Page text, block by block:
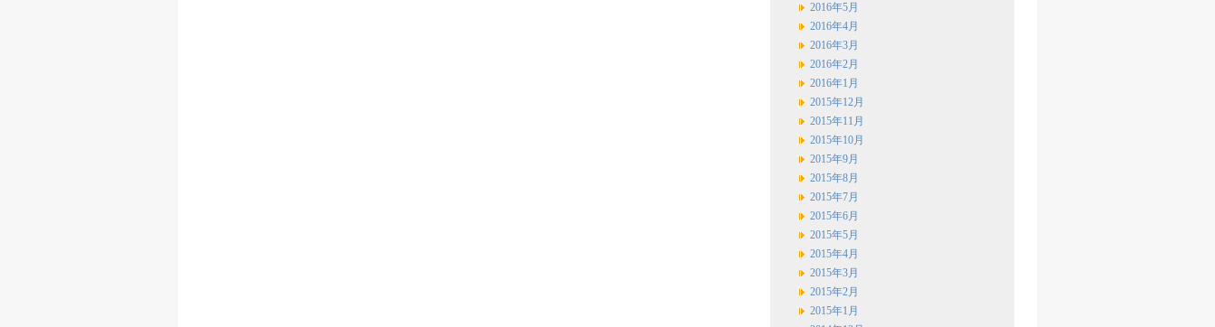
2016年5月
2016年4月
2016年3月
2016年2月
2016年1月
2015年12月
2015年11月
2015年10月
2015年9月
2015年8月
2015年7月
2015年6月
2015年5月
2015年4月
2015年3月
2015年2月
2015年1月